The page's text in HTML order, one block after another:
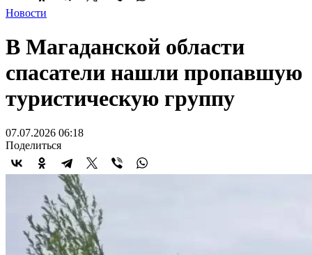
Новости
В Магаданской области
спасатели нашли пропавшую
туристическую группу
07.07.2026 06:18
Поделиться